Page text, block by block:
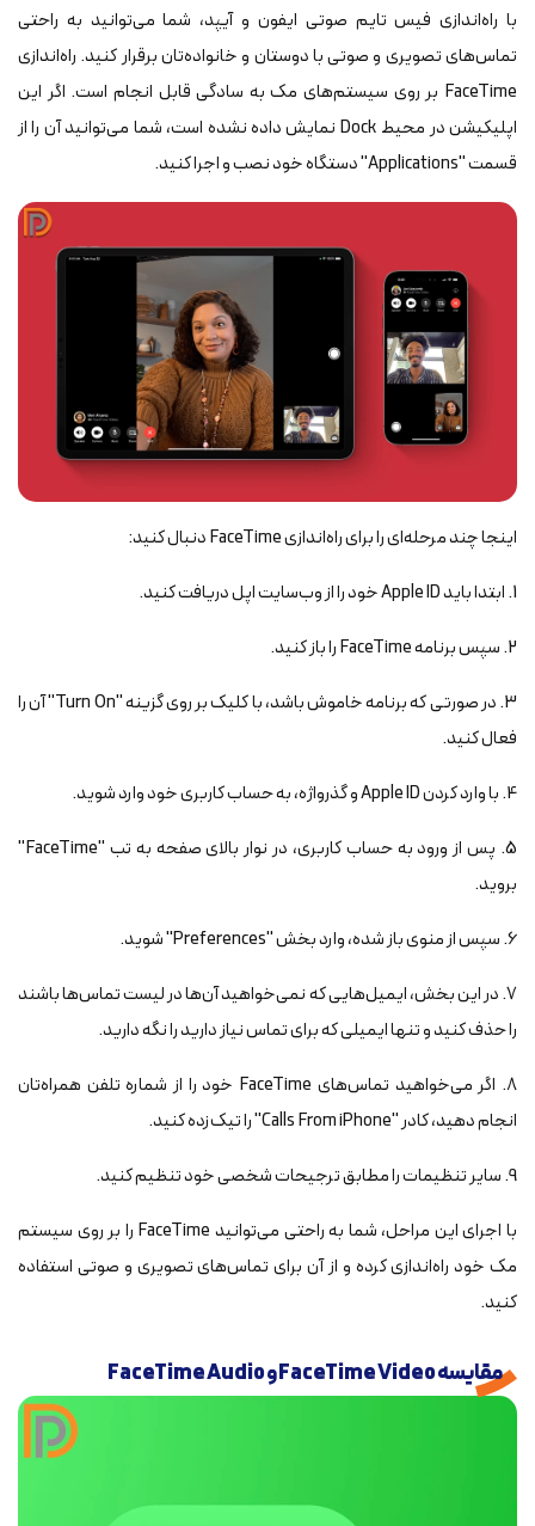
با راه‌اندازی فیس تایم صوتی ایفون و آیپد، شما می‌توانید به راحتی
تماس‌های تصویری و صوتی با دوستان و خانواده‌تان برقرار کنید. راه‌اندازی
FaceTime بر روی سیستم‌های مک به سادگی قابل انجام است. اگر این
اپلیکیشن در محیط Dock نمایش داده نشده است، شما می‌توانید آن را از
قسمت "Applications" دستگاه خود نصب و اجرا کنید.
اینجا چند مرحله‌ای را برای راه‌اندازی FaceTime دنبال کنید:
1. ابتدا باید Apple ID خود را از وب‌سایت اپل دریافت کنید.
2. سپس برنامه FaceTime را باز کنید.
3. در صورتی که برنامه خاموش باشد، با کلیک بر روی گزینه "Turn On" آن را
فعال کنید.
4. با وارد کردن Apple ID و گذرواژه، به حساب کاربری خود وارد شوید.
5. پس از ورود به حساب کاربری، در نوار بالای صفحه به تب "FaceTime"
بروید.
6. سپس از منوی باز شده، وارد بخش "Preferences" شوید.
7. در این بخش، ایمیل‌هایی که نمی‌خواهید آن‌ها در لیست تماس‌ها باشند
را حذف کنید و تنها ایمیلی که برای تماس نیاز دارید را نگه دارید.
8. اگر می‌خواهید تماس‌های FaceTime خود را از شماره تلفن همراه‌تان
انجام دهید، کادر "Calls From iPhone" را تیک‌زده کنید.
9. سایر تنظیمات را مطابق ترجیحات شخصی خود تنظیم کنید.
با اجرای این مراحل، شما به راحتی می‌توانید FaceTime را بر روی سیستم
مک خود راه‌اندازی کرده و از آن برای تماس‌های تصویری و صوتی استفاده
کنید.
مقایسه FaceTime Video و FaceTime Audio